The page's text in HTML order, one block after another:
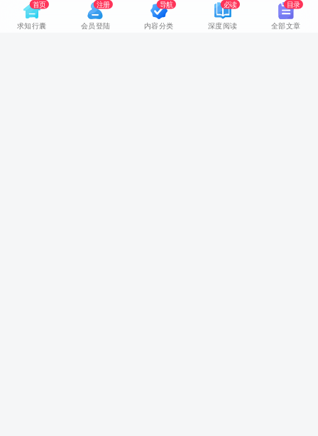
求知行囊
首页
会员登陆
注册
内容分类
导航
深度阅读
必读
全部文章
目录